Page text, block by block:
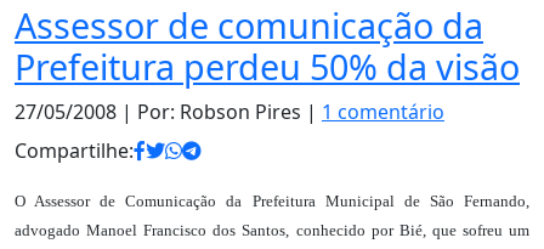
Assessor de comunicação da
Prefeitura perdeu 50% da visão
27/05/2008 | Por: Robson Pires | 1 comentário
Compartilhe:
O Assessor de Comunicação da Prefeitura Municipal de São Fernando,
advogado Manoel Francisco dos Santos, conhecido por Bié, que sofreu um